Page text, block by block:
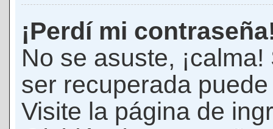
¡Perdí mi
No se asuste,
ser recuperada
Visite la página de